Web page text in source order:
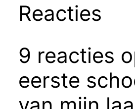
Reacties
9 reacties
eerste